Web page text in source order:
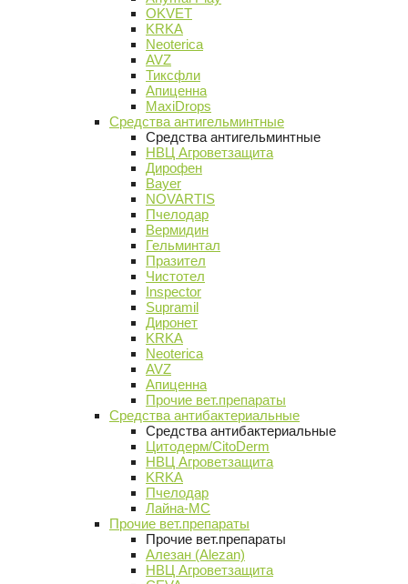
OKVET
KRKA
Neoterica
AVZ
Тиксфли
Апиценна
MaxiDrops
Средства антигельминтные
Средства антигельминтные
НВЦ Агроветзащита
Дирофен
Bayer
NOVARTIS
Пчелодар
Вермидин
Гельминтал
Празител
Чистотел
Inspector
Supramil
Диронет
KRKA
Neoterica
AVZ
Апиценна
Прочие вет.препараты
Средства антибактериальные
Средства антибактериальные
Цитодерм/CitoDerm
НВЦ Агроветзащита
KRKA
Пчелодар
Лайна-МС
Прочие вет.препараты
Прочие вет.препараты
Алезан (Alezan)
НВЦ Агроветзащита